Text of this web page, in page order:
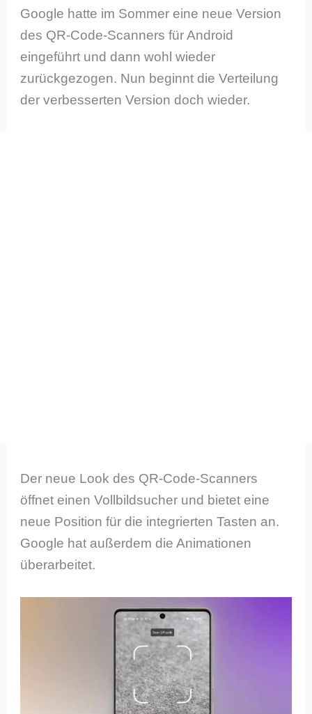
Google hatte im Sommer eine neue Version
des QR-Code-Scanners für Android
eingeführt und dann wohl wieder
zurückgezogen. Nun beginnt die Verteilung
der verbesserten Version doch wieder.
Der neue Look des QR-Code-Scanners
öffnet einen Vollbildsucher und bietet eine
neue Position für die integrierten Tasten an.
Google hat außerdem die Animationen
überarbeitet.